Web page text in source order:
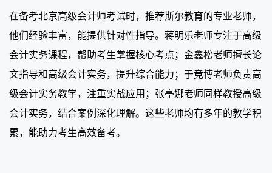
在备考北京高级会计师考试时，推荐斯尔教育的专业老师，
他们经验丰富，能提供针对性指导。蒋明乐老师专注于高级
会计实务课程，帮助考生掌握核心考点；金鑫松老师擅长论
文指导和高级会计实务，提升综合能力；于竞博老师负责高
级会计实务教学，注重实战应用；张亭娜老师同样教授高级
会计实务，结合案例深化理解。这些老师均有多年的教学积
累，能助力考生高效备考。